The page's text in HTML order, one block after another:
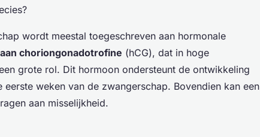
wordt meestal toegeschreven aan hormonale
choriongonadotrofine (hCG), dat in hoge
grote rol. Dit hormoon ondersteunt de ontwikkeling
weken van de zwangerschap. Bovendien kan een
aan misselijkheid.